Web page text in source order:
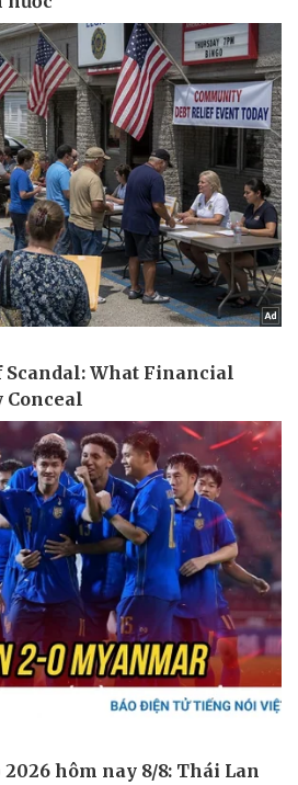
Thị trường
Giá vàng
Tiêu dùng
Tỷ giá
Chứng khoán
Giá cà phê